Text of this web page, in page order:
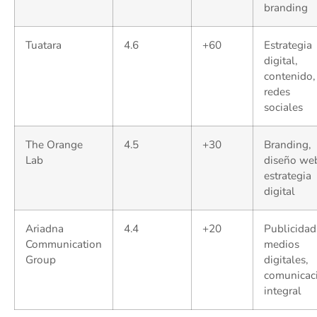
branding
Tuatara 4.6 +60
Estrategia
digital,
contenido,
redes
sociales
The Orange
Lab
4.5 +30
Branding,
diseño
estrategia
digital
Ariadna
Communication
Group
4.4 +20
medios
digitales,
integral